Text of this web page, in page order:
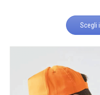
Scegli